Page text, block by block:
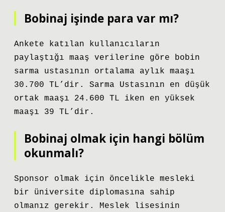
Bobinaj işinde para var mı?
Ankete katılan kullanıcıların
paylaştığı maaş verilerine göre bobin
sarma ustasının ortalama aylık maaşı
30.700 TL’dir. Sarma Ustasının en düşük
ortak maaşı 24.600 TL iken en yüksek
maaşı 39 TL’dir.
Bobinaj olmak için hangi bölüm
okunmalı?
Sponsor olmak için öncelikle mesleki
bir üniversite diplomasına sahip
olmanız gerekir. Meslek lisesinin